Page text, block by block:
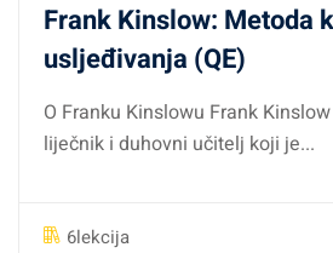
Frank Kinslow: Metoda
usljeđivanja (QE)
O Franku Kinslowu Frank
liječnik i duhovni učitelj koji je...
6lekcija